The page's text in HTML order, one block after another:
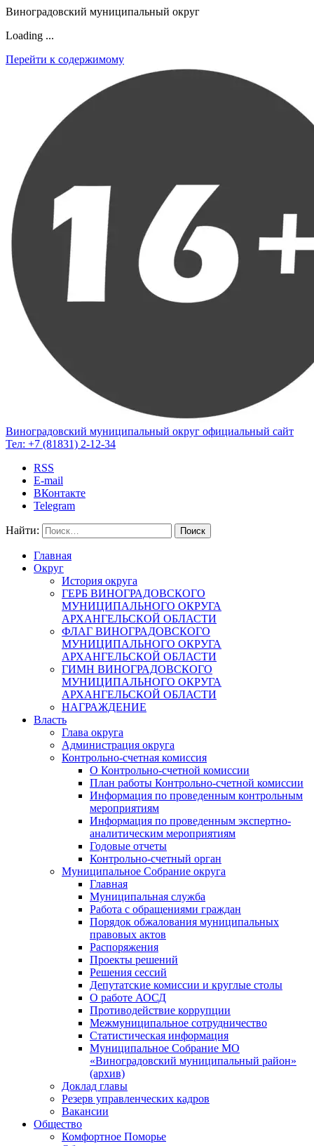
Виноградовский муниципальный округ
Loading ...
Перейти к содержимому
Виноградовский муниципальный округ официальный сайт
Тел: +7 (81831) 2-12-34
RSS
E-mail
ВКонтакте
Telegram
Найти:
Главная
Округ
История округа
ГЕРБ ВИНОГРАДОВСКОГО
МУНИЦИПАЛЬНОГО ОКРУГА
АРХАНГЕЛЬСКОЙ ОБЛАСТИ
ФЛАГ ВИНОГРАДОВСКОГО
МУНИЦИПАЛЬНОГО ОКРУГА
АРХАНГЕЛЬСКОЙ ОБЛАСТИ
ГИМН ВИНОГРАДОВСКОГО
МУНИЦИПАЛЬНОГО ОКРУГА
АРХАНГЕЛЬСКОЙ ОБЛАСТИ
НАГРАЖДЕНИЕ
Власть
Глава округа
Администрация округа
Контрольно-счетная комиссия
О Контрольно-счетной комиссии
План работы Контрольно-счетной комиссии
Информация по проведенным контрольным
мероприятиям
Информация по проведенным экспертно-
аналитическим мероприятиям
Годовые отчеты
Контрольно-счетный орган
Муниципальное Собрание округа
Главная
Муниципальная служба
Работа с обращениями граждан
Порядок обжалования муниципальных
правовых актов
Распоряжения
Проекты решений
Решения сессий
Депутатские комиссии и круглые столы
О работе АОСД
Противодействие коррупции
Межмуниципальное сотрудничество
Статистическая информация
Муниципальное Собрание МО
«Виноградовский муниципальный район»
(архив)
Доклад главы
Резерв управленческих кадров
Вакансии
Общество
Комфортное Поморье